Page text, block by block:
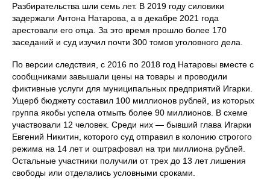
Разбирательства шли семь лет. В 2019 году силовики
задержали Антона Натарова, а в декабре 2021 года
арестовали его отца. За это время прошло более 170
заседаний и суд изучил почти 300 томов уголовного дела.
По версии следствия, с 2016 по 2018 год Натаровы вместе с
сообщниками завышали цены на товары и проводили
фиктивные услуги для муниципальных предприятий Игарки.
Ущерб бюджету составил 100 миллионов рублей, из которых
группа якобы успела отмыть более 90 миллионов. В схеме
участвовали 12 человек. Среди них — бывший глава Игарки
Евгений Никитин, которого суд отправил в колонию строгого
режима на 14 лет и оштрафовал на три миллиона рублей.
Остальные участники получили от трех до 13 лет лишения
свободы или отделались условными сроками.